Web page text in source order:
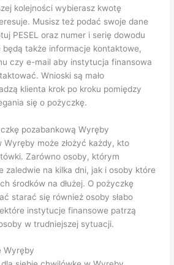
kolejności wybierasz kwotę
Musisz też podać swoje dane
PESEL oraz numer i serię dowodu
także informacje kontaktowe,
czy e-mail aby instytucja finansowa
Wnioski są mało
klienta krok po kroku pomiędzy
się o pożyczkę.
pozabankową Wyręby
Wyręby może złożyć każdy, kto
Zarówno osoby, którym
zaledwie na kilka dni, jak i osoby które
środków na dłużej. O pożyczkę
starać się również osoby słabo
instytucje finansowe patrzą
w trudniejszej sytuacji.
Wyręby